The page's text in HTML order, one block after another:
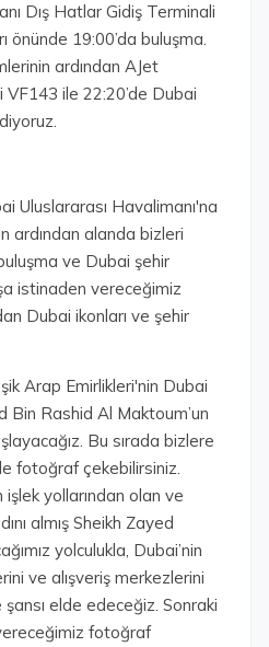
Dış Hatlar Gidiş Terminali
önünde 19:00’da buluşma.
ardından AJet
ile 22:20’de Dubai
Uluslararası Havalimanı'na
ardından alanda bizleri
ve Dubai şehir
istinaden vereceğimiz
Dubai ikonları ve şehir
Arap Emirlikleri'nin Dubai
Bin Rashid Al Maktoum’un
Bu sırada bizlere
fotoğraf çekebilirsiniz.
işlek yollarından olan ve
almış Sheikh Zayed
yolculukla, Dubai’nin
ve alışveriş merkezlerini
elde edeceğiz. Sonraki
fotoğraf